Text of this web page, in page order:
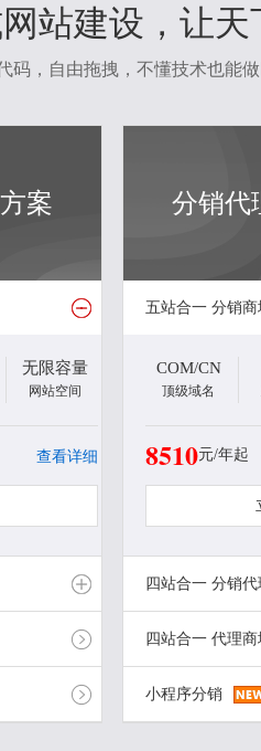
站建设，让天
码，自由拖拽，不懂技术也能
案
无限容量
网站空间
查看详细
无限容量
网站空间
分销代
五站合一 分销商
COM/CN
顶级域名
8510元/年起
四站合一 分销
COM/CN
顶级域名
9510
四站合一 代理商
COM/CN
顶级域名
小程序分销